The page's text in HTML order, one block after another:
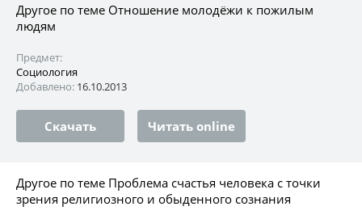
Другое по теме Отношение молодёжи к пожилым
людям
Предмет:
Социология
Добавлено: 16.10.2013
Скачать Читать online
Другое по теме Проблема счастья человека с точки
зрения религиозного и обыденного сознания